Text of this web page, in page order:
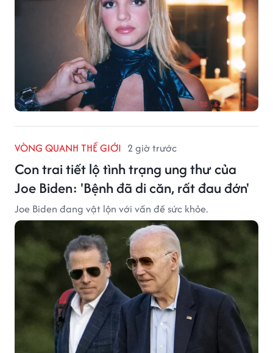
VÒNG QUANH THẾ GIỚI 2 giờ trước
Con trai tiết lộ tình trạng ung thư của
Joe Biden: 'Bệnh đã di căn, rất đau đớn'
Joe Biden đang vật lộn với vấn đề sức khỏe.